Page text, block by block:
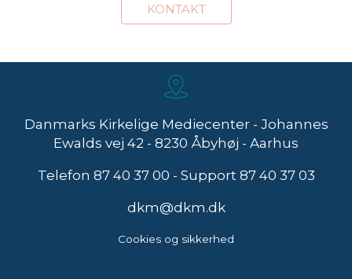
KONTAKT
Danmarks Kirkelige Mediecenter - Johannes
Ewalds vej 42 - 8230 Åbyhøj - Aarhus
Telefon 87 40 37 00 - Support 87 40 37 03
dkm@dkm.dk
Cookies og sikkerhed